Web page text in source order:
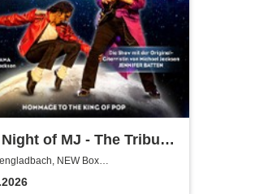
of MJ - The Tribute
King of Pop!
NEW Box